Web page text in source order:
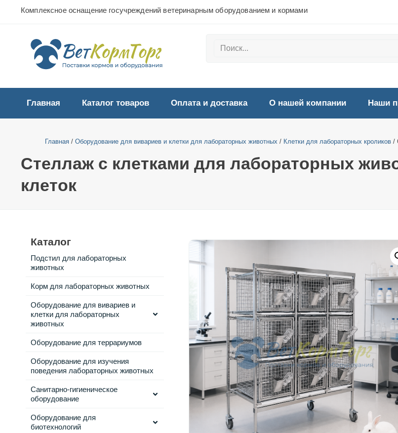
Комплексное оснащение госучреждений ветеринарным оборудованием и кормами
Главная Каталог товаров Оплата и доставка О нашей компании Наши
Главная / Оборудование для вивариев и клетки для лабораторных животных / Клетки для лабораторных кроликов /
Стеллаж с клетками для лабораторных
клеток
Каталог
Подстил для лабораторных
животных
Корм для лабораторных животных
Оборудование для вивариев и
клетки для лабораторных
животных
Оборудование для террариумов
Оборудование для изучения
поведения лабораторных животных
Санитарно-гигиеническое
оборудование
Оборудование для
биотехнологий